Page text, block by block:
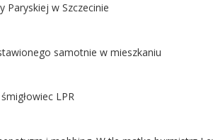
Paryskiej w Szczecinie
samotnie w mieszkaniu
LPR